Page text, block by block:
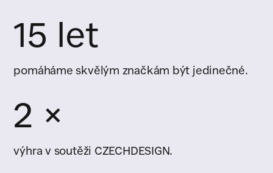
15 let
pomáháme skvělým značkám být jedinečné.
2 ×
výhra v soutěži CZECHDESIGN.